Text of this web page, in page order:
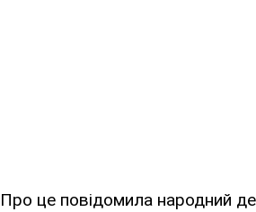
Про це повідомила народний